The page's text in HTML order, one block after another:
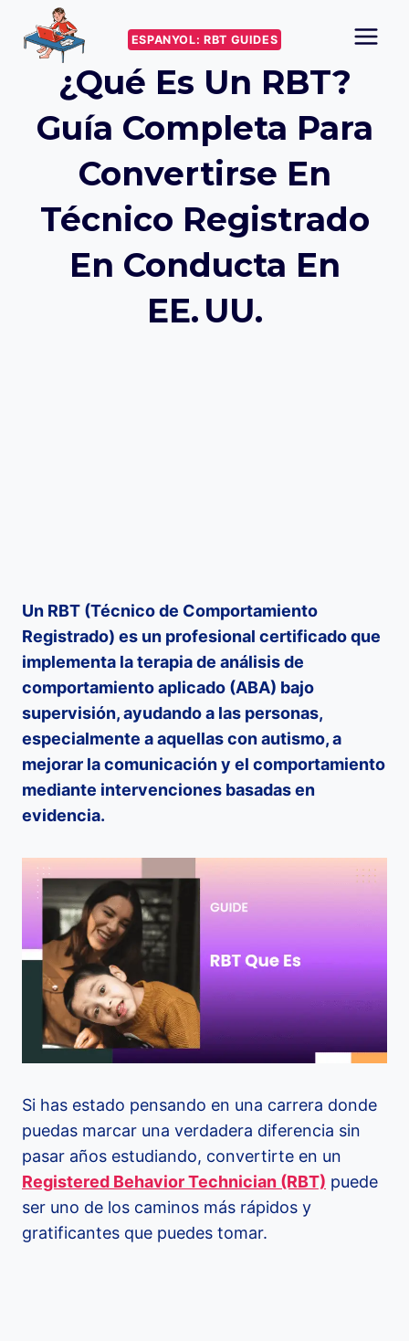
content
ESPANYOL: RBT GUIDES
¿Qué Es Un RBT?
Guía Completa Para
Convertirse En
Técnico Registrado
En Conducta En
EE. UU.
Un RBT (Técnico de Comportamiento
Registrado) es un profesional certificado que
implementa la terapia de análisis de
comportamiento aplicado (ABA) bajo
supervisión, ayudando a las personas,
especialmente a aquellas con autismo, a
mejorar la comunicación y el comportamiento
mediante intervenciones basadas en
evidencia.
Si has estado pensando en una carrera donde
puedas marcar una verdadera diferencia sin
pasar años estudiando, convertirte en un
Registered Behavior Technician (RBT) puede
ser uno de los caminos más rápidos y
gratificantes que puedes tomar.